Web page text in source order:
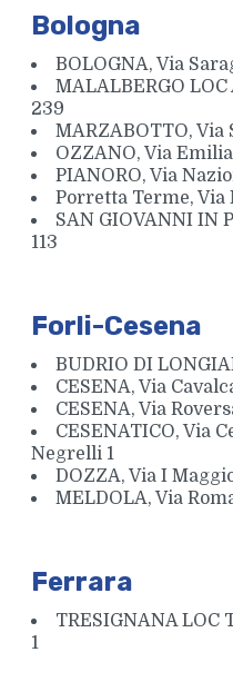
Bologna
BOLOGNA, Via
MALALBERGO
239
MARZABOTTO, Via
OZZANO, Via
PIANORO, Via
Porretta Terme, Via
SAN GIOVANNI IN
113
Forli-Cesena
BUDRIO DI
CESENA, Via
CESENA, Via
CESENATICO, Via
Negrelli 1
DOZZA, Via I
MELDOLA, Via
Ferrara
TRESIGNANA LOC
1